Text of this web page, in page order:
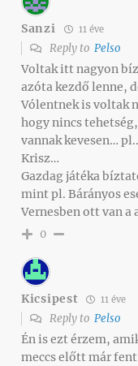
Sanzi 11 éve
Reply to Pelso
Voltak itt nagyon
azóta kezdő lenne,
Vólentnek is voltak
hogy nincs
vannak kevesen…
Krisz…
Gazdag játéka
mint pl. Bárányos
Vernesben ott van
0
Kicsipest 11 éve
Reply to Pelso
Én is ezt érzem,
meccs előtt már